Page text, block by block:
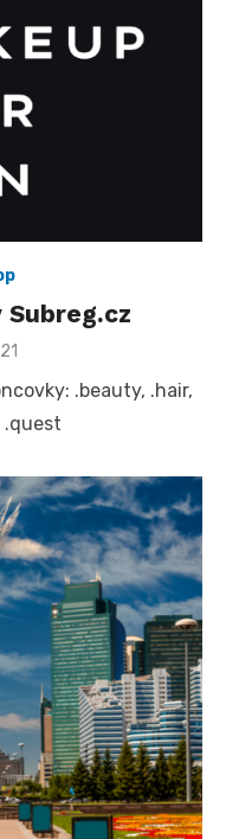
.beauty, .hair,
.quest